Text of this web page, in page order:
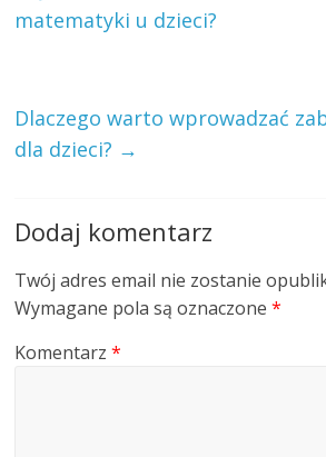
matematyki u dzieci?
Dlaczego warto wprowadzać
dla dzieci? →
Dodaj komentarz
Twój adres email nie zostanie
Wymagane pola są oznaczone*
Komentarz*